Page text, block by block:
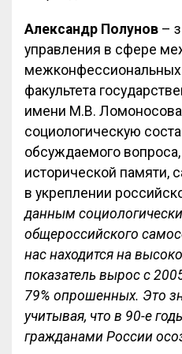
Александр Полунов –
управления в сфере
факультета
имени М.В. Ломоносова
социологическую
обсуждаемого
исторической памяти,
в укреплении
данным
общероссийского
нас находится на
показатель вырос с
79% опрошенных. Это
учитывая, что в 90-е
гражданами России